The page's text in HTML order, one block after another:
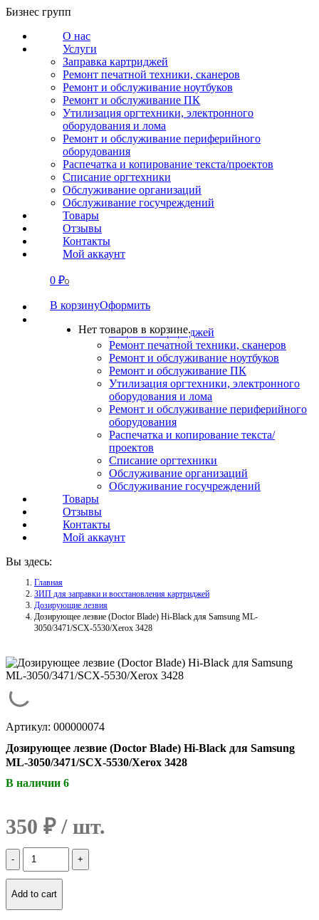
Перейти
содержанию
Бизнес групп
О нас
Услуги
Заправка картриджей
Ремонт печатной техники, сканеров
Ремонт и обслуживание ноутбуков
Ремонт и обслуживание ПК
Утилизация оргтехники, электронного
оборудования и лома
Ремонт и обслуживание периферийного
оборудования
Распечатка и копирование текста/проектов
Списание оргтехники
Обслуживание организаций
Обслуживание госучреждений
Товары
Отзывы
Контакты
Мой аккаунт
0 ₽0
В корзинуОформить
Нет товаров в корзине.
СВЯЗАТЬСЯ
О нас
Заправка картриджей
Ремонт печатной техники, сканеров
Ремонт и обслуживание ноутбуков
Ремонт и обслуживание ПК
Утилизация оргтехники, электронного
оборудования и лома
Ремонт и обслуживание периферийного
оборудования
Распечатка и копирование текста/
проектов
Списание оргтехники
Обслуживание организаций
Обслуживание госучреждений
Товары
Отзывы
Контакты
Мой аккаунт
Вы здесь:
Главная
ЗИП для заправки и восстановления картриджей
Дозирующие лезвия
Дозирующее лезвие (Doctor Blade) Hi-Black для Samsung ML-
3050/3471/SCX-5530/Xerox 3428
Артикул: 000000074
Дозирующее лезвие (Doctor Blade) Hi-Black для Samsung
ML-3050/3471/SCX-5530/Xerox 3428
В наличии 6
350 ₽
Количество
Дозирующее
лезвие
(Doctor
Add to cart